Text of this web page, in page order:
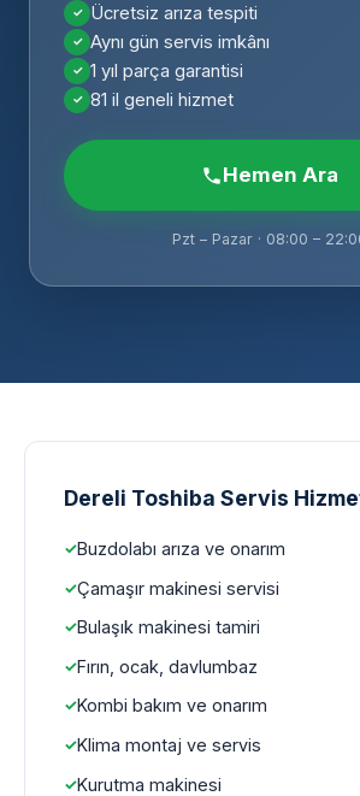
Ücretsiz arıza tespiti
Aynı gün servis imkânı
1 yıl parça garantisi
81 il geneli hizmet
Hemen Ara
Pzt – Pazar · 08:00 –
Dereli Toshiba Servis
Buzdolabı arıza ve onarım
Çamaşır makinesi servisi
Bulaşık makinesi tamiri
Fırın, ocak, davlumbaz
Kombi bakım ve onarım
Klima montaj ve servis
Kurutma makinesi